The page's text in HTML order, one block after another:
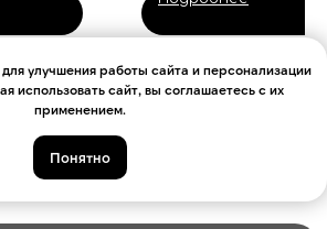
В
улучшения работы сайта и персонализации
использовать сайт, вы соглашаетесь с их
применением.
Понятно